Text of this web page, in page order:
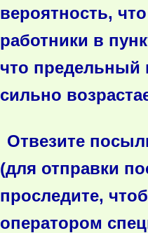
вероятность,
работники в
что предельный
сильно
Отвезите
(для отправки
проследите,
оператором